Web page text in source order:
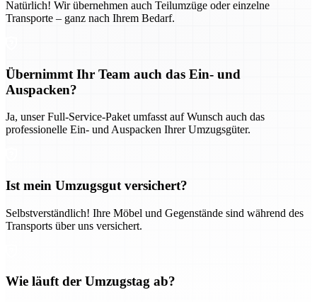
Natürlich! Wir übernehmen auch Teilumzüge oder einzelne
Transporte – ganz nach Ihrem Bedarf.
Übernimmt Ihr Team auch das Ein- und
Auspacken?
Ja, unser Full-Service-Paket umfasst auf Wunsch auch das
professionelle Ein- und Auspacken Ihrer Umzugsgüter.
Ist mein Umzugsgut versichert?
Selbstverständlich! Ihre Möbel und Gegenstände sind während des
Transports über uns versichert.
Wie läuft der Umzugstag ab?